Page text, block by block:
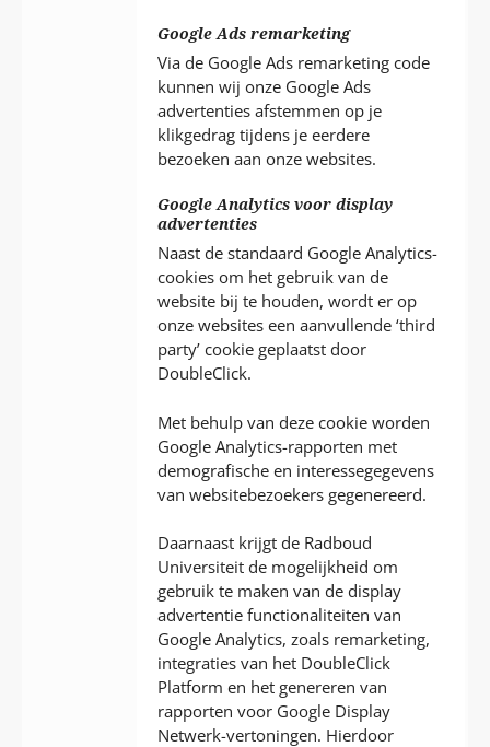
Google Ads remarketing
Via de Google Ads remarketing code
kunnen wij onze Google Ads
advertenties afstemmen op je
klikgedrag tijdens je eerdere
bezoeken aan onze websites.
Google Analytics voor display
advertenties
Naast de standaard Google Analytics-
cookies om het gebruik van de
website bij te houden, wordt er op
onze websites een aanvullende ‘third
party’ cookie geplaatst door
DoubleClick.
Met behulp van deze cookie worden
Google Analytics-rapporten met
demografische en interessegegevens
van websitebezoekers gegenereerd.
Daarnaast krijgt de Radboud
Universiteit de mogelijkheid om
gebruik te maken van de display
advertentie functionaliteiten van
Google Analytics, zoals remarketing,
integraties van het DoubleClick
Platform en het genereren van
rapporten voor Google Display
Netwerk-vertoningen. Hierdoor